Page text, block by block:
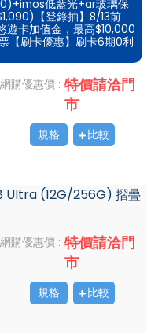
低藍光+ar玻璃保
【登錄抽】8/13前
卡加值金，最高$10,000
【刷卡優惠】刷卡6期0利
網購優惠價 : 特價請洽門
市
規格 比較
Ultra (12G/256G) 摺疊
網購優惠價 : 特價請洽門
市
規格 比較